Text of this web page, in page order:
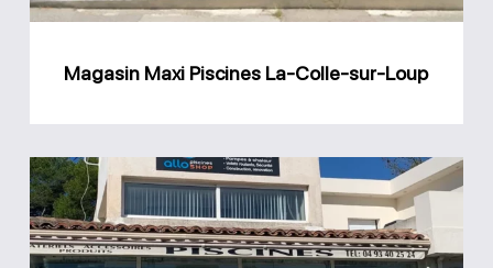
Loup
Magasin Maxi Piscines La-Colle-sur-Loup
Magasin
Allo
Piscines